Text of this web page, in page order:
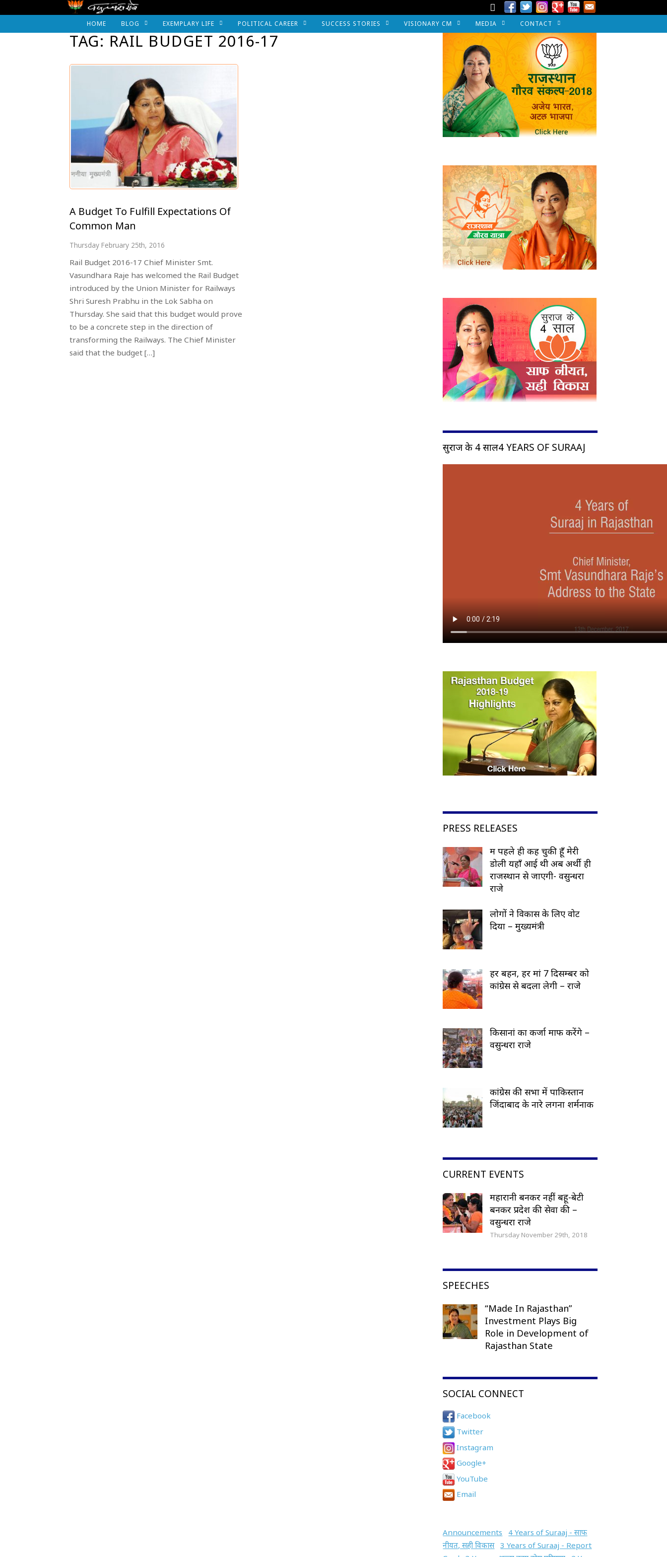
HOME BLOG EXEMPLARY LIFE POLITICAL CAREER SUCCESS STORIES VISIONARY CM MEDIA CONTACT
TAG: RAIL BUDGET 2016-17
A Budget To Fulfill Expectations Of
Common Man
Thursday February 25th, 2016
Rail Budget 2016-17 Chief Minister Smt.
Vasundhara Raje has welcomed the Rail Budget
introduced by the Union Minister for Railways
Shri Suresh Prabhu in the Lok Sabha on
Thursday. She said that this budget would prove
to be a concrete step in the direction of
transforming the Railways. The Chief Minister
said that the budget […]
सुराज के 4 साल4 YEARS OF SURAAJ
PRESS RELEASES
मैं पहले ही कह चुकी हूँ मेरी
डोली यहाँ आई थी अब अर्थी ही
राजस्थान से जाएगी- वसुन्धरा
राजे
लोगों ने विकास के लिए वोट
दिया – मुख्यमंत्री
हर बहन, हर मां 7 दिसम्बर को
कांग्रेस से बदला लेगी – राजे
किसानां का कर्जा माफ करेंगे –
वसुन्धरा राजे
कांग्रेस की सभा में पाकिस्तान
जिंदाबाद के नारे लगना शर्मनाक
CURRENT EVENTS
महारानी बनकर नहीं बहू-बेटी
बनकर प्रदेश की सेवा की –
वसुन्धरा राजे
Thursday November 29th, 2018
SPEECHES
“Made In Rajasthan”
Investment Plays Big
Role in Development of
Rajasthan State
SOCIAL CONNECT
Facebook
Twitter
Instagram
Google+
YouTube
Email
Announcements
4 Years of Suraaj - साफ
नीयत, सही विकास 3 Years of Suraaj - Report